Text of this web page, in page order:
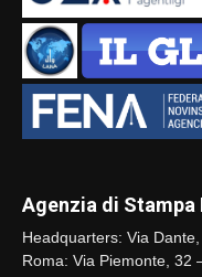
Agenzia di Stampa
Headquarters: Via
Roma: Via Piemonte, 32